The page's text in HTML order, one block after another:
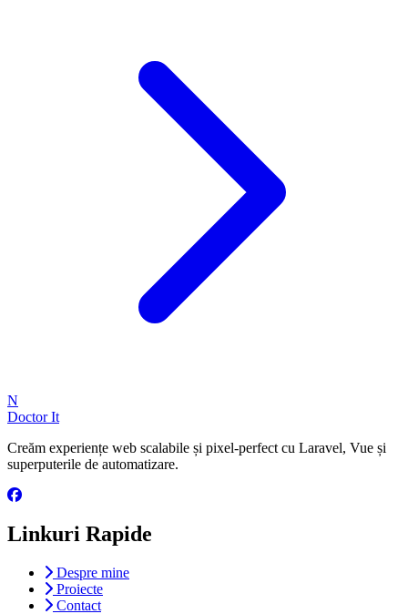
N
Doctor It
Creăm experiențe web scalabile și pixel-perfect cu Laravel, Vue și
superputerile de automatizare.
Linkuri Rapide
Despre mine
Proiecte
Contact